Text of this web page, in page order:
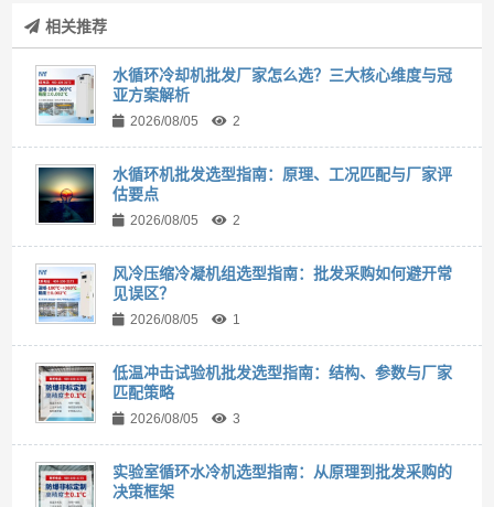
相关推荐
水循环冷却机批发厂家怎么选？三大核心维度与冠
亚方案解析
2026/08/05 2
水循环机批发选型指南：原理、工况匹配与厂家评
估要点
2026/08/05 2
风冷压缩冷凝机组选型指南：批发采购如何避开常
见误区？
2026/08/05 1
低温冲击试验机批发选型指南：结构、参数与厂家
匹配策略
2026/08/05 3
实验室循环水冷机选型指南：从原理到批发采购的
决策框架